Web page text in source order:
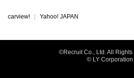
carview! Yahoo! JAPAN
©Recruit Co., Ltd. All Rights
© LY Corporation